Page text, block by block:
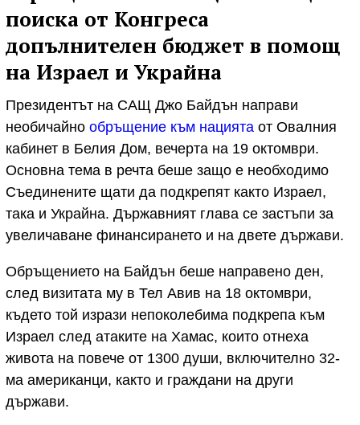
поиска от Конгреса
допълнителен бюджет в помощ
на Израел и Украйна
Президентът на САЩ Джо Байдън направи
необичайно обръщение към нацията от Овалния
кабинет в Белия Дом, вечерта на 19 октомври.
Основна тема в речта беше защо e необходимо
Съединените щати да подкрепят както Израел,
така и Украйна. Държавният глава се застъпи за
увеличаване финансирането и на двете държави.
Обръщението на Байдън беше направено ден,
след визитата му в Тел Авив на 18 октомври,
където той изрази непоколебима подкрепа към
Израел след атаките на Хамас, които отнеха
живота на повече от 1300 души, включително 32-
ма американци, както и граждани на други
държави.